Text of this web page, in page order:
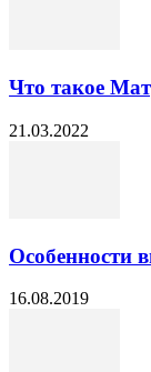
Что такое
21.03.2022
Особенности
16.08.2019